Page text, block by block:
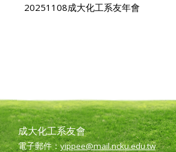
20251108成大化工系友年會
成大化工系友會
電子郵件：yippee@mail.ncku.edu.tw